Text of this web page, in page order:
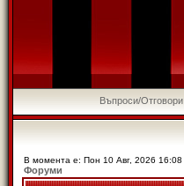
Въпроси/Отговори
В момента е: Пон 10 Авг, 2026 16:08
Форуми